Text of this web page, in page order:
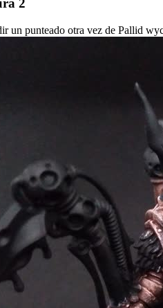
2
un punteado otra vez de Pallid